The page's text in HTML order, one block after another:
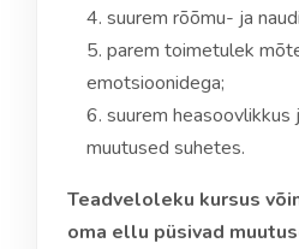
suurem rõõmu- ja
parem toimetulek
emotsioonidega;
suurem heasoovlikkus
muutused suhetes.
Teadveloleku kursus
oma ellu püsivad